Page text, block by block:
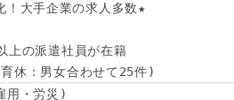
！大手企業の求人多数★
上の派遣社員が在籍
休：男女合わせて25件)
用・労災)